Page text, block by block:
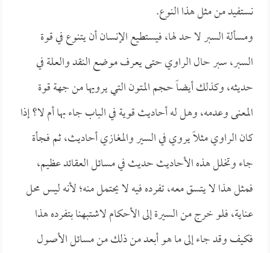
نستفيد من مثل هذا النوع.
ومسألة السبر لا حد لها، فيستطيع الإنسان أن يتنوع في قوة
السبر، سبر حال الراوي حتى يعرف موضع النقد والعلة في
حديثه، وكذلك أيضاً حجم المتون التي يرويها من جهة قوة
المعنى وعدمه، وهل له أحاديث قوية في الباب جاء بها أم لا؟ إذا
كان الراوي مثلاً يروي في السير والمغازي أحاديث، ثم فجأة
جاء وتخلل هذه الأحاديث حديث في مسائل العقائد عظيم،
فمثل هذا لا يتسق معه، تفرده فيه لا يحتمل منه؛ لأنه ليس محل
عناية، فلو خرج من السيرة إلى الأحكام لاشتبهنا بتفرده هذا
فكيف وقد جاء إلى ما هو أبعد من ذلك من مسائل الأصول